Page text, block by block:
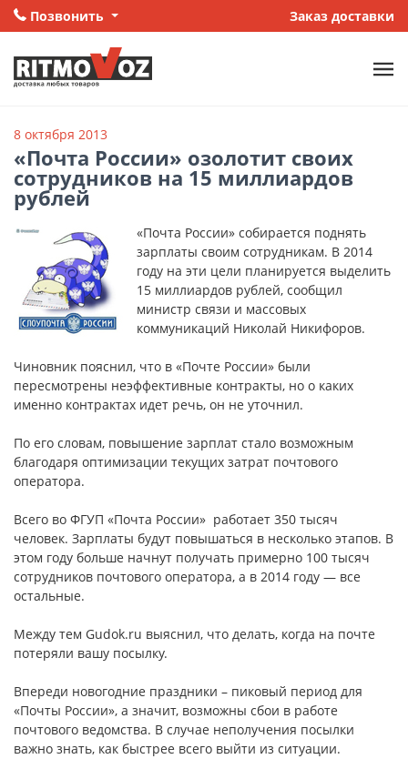
Позвонить Заказ доставки
8 октября 2013
«Почта России» озолотит своих
сотрудников на 15 миллиардов
рублей
«Почта России» собирается поднять
зарплаты своим сотрудникам. В 2014
году на эти цели планируется выделить
15 миллиардов рублей, сообщил
министр связи и массовых
коммуникаций Николай Никифоров.
Чиновник пояснил, что в «Почте России» были
пересмотрены неэффективные контракты, но о каких
именно контрактах идет речь, он не уточнил.
По его словам, повышение зарплат стало возможным
благодаря оптимизации текущих затрат почтового
оператора.
Всего во ФГУП «Почта России» работает 350 тысяч
человек. Зарплаты будут повышаться в несколько этапов. В
этом году больше начнут получать примерно 100 тысяч
сотрудников почтового оператора, а в 2014 году — все
остальные.
Между тем Gudok.ru выяснил, что делать, когда на почте
потеряли вашу посылку.
Впереди новогодние праздники – пиковый период для
«Почты России», а значит, возможны сбои в работе
почтового ведомства. В случае неполучения посылки
важно знать, как быстрее всего выйти из ситуации.